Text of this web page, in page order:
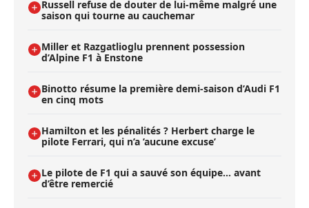
Russell refuse de douter de lui-même malgré une
saison qui tourne au cauchemar
Miller et Razgatlioglu prennent possession
d’Alpine F1 à Enstone
Binotto résume la première demi-saison d’Audi F1
en cinq mots
Hamilton et les pénalités ? Herbert charge le
pilote Ferrari, qui n’a ’aucune excuse’
Le pilote de F1 qui a sauvé son équipe… avant
d’être remercié